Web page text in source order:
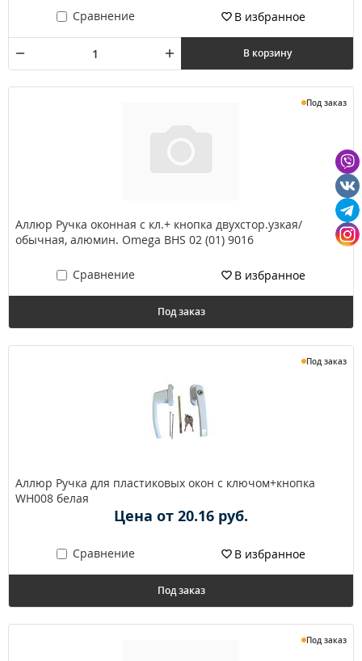
Сравнение В избранное
В корзину
Под заказ
Аллюр Ручка оконная с кл.+ кнопка двухстор.узкая/
обычная, алюмин. Omega BHS 02 (01) 9016
Сравнение В избранное
Под заказ
Под заказ
Аллюр Ручка для пластиковых окон с ключом+кнопка
WH008 белая
Цена от 20.16 руб.
Сравнение В избранное
Под заказ
Под заказ